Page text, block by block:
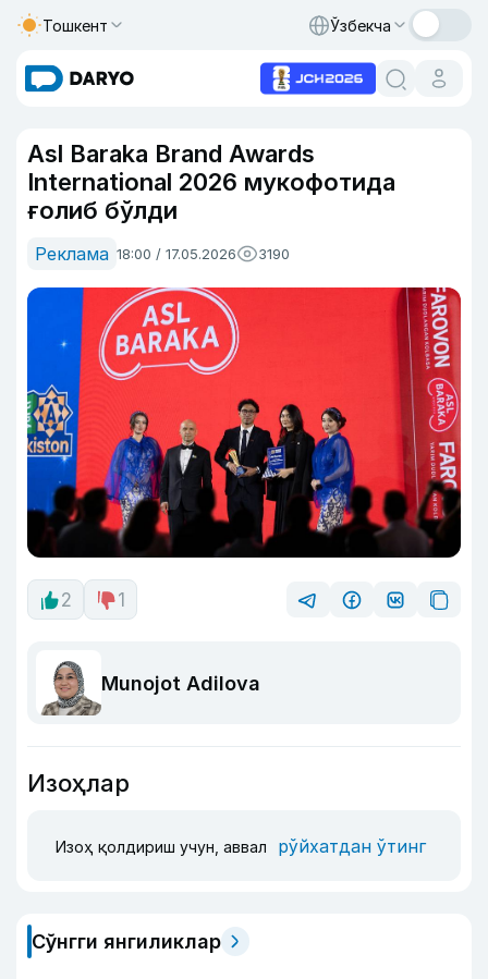
Тошкент Ўзбекча
Asl Baraka Brand Awards
International 2026 мукофотида
ғолиб бўлди
Реклама 18:00 / 17.05.2026 3190
2 1
Munojot Adilova
Изоҳлар
Изоҳ қолдириш учун, аввал рўйхатдан ўтинг
Сўнгги янгиликлар